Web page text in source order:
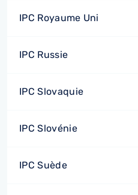
IPC Royaume Uni
IPC Russie
IPC Slovaquie
IPC Slovénie
IPC Suède